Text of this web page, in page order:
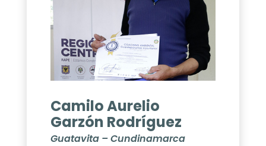
Camilo Aurelio
Garzón Rodríguez
Guatavita – Cundinamarca